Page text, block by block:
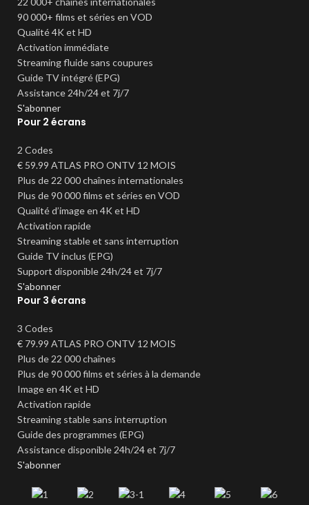
90 000+ films et séries en VOD
Qualité 4K et HD
Activation immédiate
Streaming fluide sans coupures
Guide TV intégré (EPG)
Assistance 24h/24 et 7j/7
S'abonner
Pour 2 écrans
2 Codes
€ 59.99 ATLAS PRO ONTV 12 MOIS
Plus de 22 000 chaînes internationales
Plus de 90 000 films et séries en VOD
Qualité d’image en 4K et HD
Activation rapide
Streaming stable et sans interruption
Guide TV inclus (EPG)
Support disponible 24h/24 et 7j/7
S'abonner
Pour 3 écrans
3 Codes
€ 79.99 ATLAS PRO ONTV 12 MOIS
Plus de 22 000 chaînes
Plus de 90 000 films et séries à la demande
Image en 4K et HD
Activation rapide
Streaming stable sans interruption
Guide des programmes (EPG)
Assistance disponible 24h/24 et 7j/7
S'abonner